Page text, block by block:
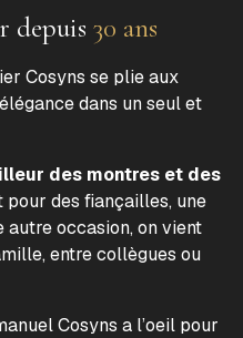
depuis 30 ans
Cosyns se plie aux
dans un seul et
des montres et des
pour des fiançailles, une
occasion, on vient
entre collègues ou
Cosyns a l’oeil pour